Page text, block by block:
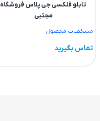
تابلو فلکسی جی پلاس فروشگاه
مجتبی
مشخصات محصول
تماس بگیرید